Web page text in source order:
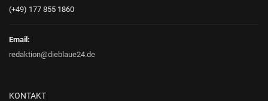
(+49) 177 855 1860
Email:
redaktion@dieblaue24.de
KONTAKT